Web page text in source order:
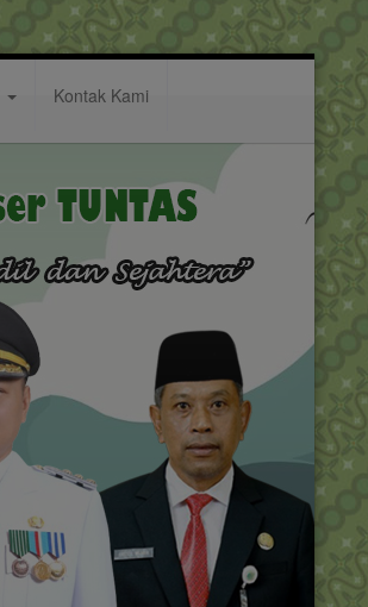
Kontak Kami